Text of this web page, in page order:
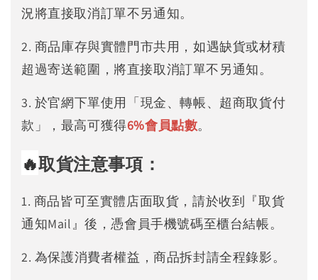
況將直接取消訂單不另通知。
2. 商品庫存與實體門市共用，如遇缺貨或材積
超過寄送範圍，將直接取消訂單不另通知。
3. 於官網下單使用「現金、轉帳、超商取貨付
款」，最高可獲得6%會員點數。
🔥取貨注意事項：
1. 商品皆可至實體店面取貨，請於收到『取貨
通知Mail』後，憑會員手機號碼至櫃台結帳。
2. 為保護消費者權益，商品拆封請全程錄影。